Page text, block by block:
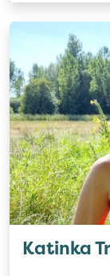
de
van
mindfulness,
tot GZ-
Katinka